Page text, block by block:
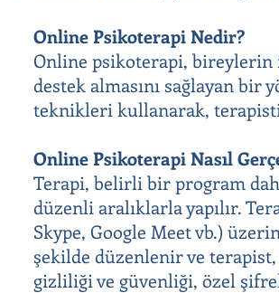
Online Psikoterapi Nedir?
Online psikoterapi,
destek almasını sağlayan
teknikleri kullanarak,
Online Psikoterapi Nasıl
Terapi, belirli bir program
düzenli aralıklarla yapılır.
Skype, Google Meet vb.)
şekilde düzenlenir ve
gizliliği ve güvenliği, özel